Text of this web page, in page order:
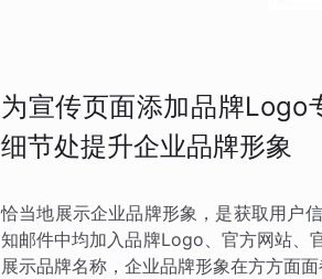
为宣传页面添加品牌Logo
细节处提升企业品牌形象
恰当地展示企业品牌形象，是获取用户
知邮件中均加入品牌Logo、官方网站、
展示品牌名称，企业品牌形象在方方面